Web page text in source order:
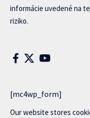
informácie uvedené na
riziko.
[mc4wp_form]
Our website stores